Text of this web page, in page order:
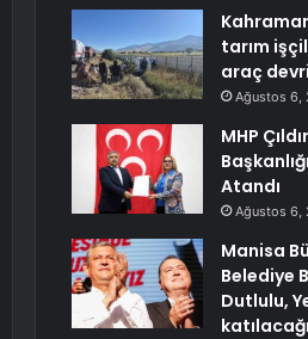
tarım
araç
Ağustos 6,
MHP
Atandı
Ağustos 6,
Manisa
Belediye
Dutlulu,